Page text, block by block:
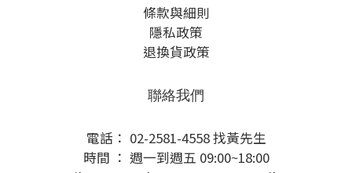
條款與細則
隱私政策
退換貨政策
聯絡我們
電話： 02-2581-4558 找黃先生
時間 ： 週一到週五 09:00~18:00